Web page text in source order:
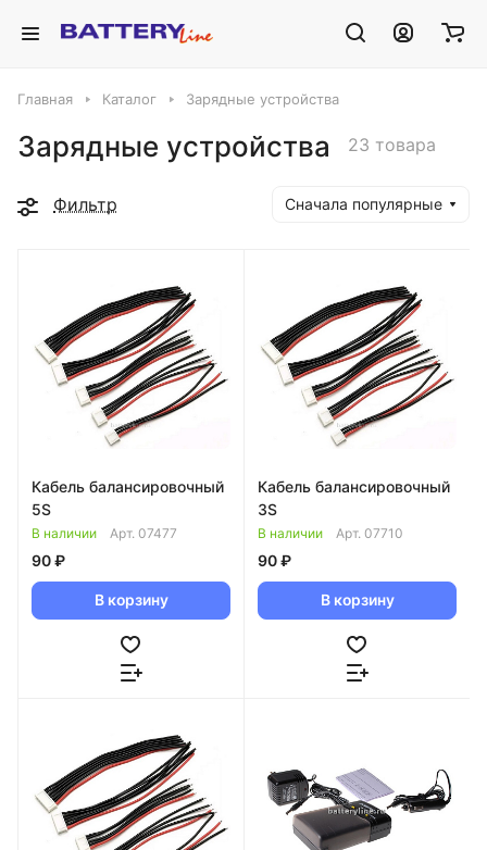
Главная Каталог Зарядные устройства
Зарядные устройства 23 товара
Фильтр Сначала популярные
Кабель балансировочный
5S
В наличии Арт. 07477
90 ₽
В корзину
Кабель балансировочный
3S
В наличии Арт. 07710
90 ₽
В корзину